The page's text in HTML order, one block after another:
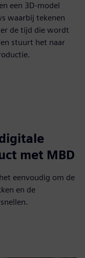
een 3D-model
waarbij tekenen
de tijd die wordt
stuurt het naar
met MBD
eenvoudig om de
en de